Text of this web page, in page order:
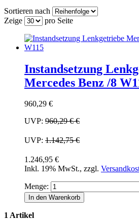
Sortieren nach
Zeige
pro Seite
Instandsetzung
Mercedes Benz /8
960,29 €
UVP: 960,29 €€
UVP: 1.142,75 €
1.246,95 €
Inkl. 19% MwSt., zzgl.
Menge:
In den Warenkorb
1 Artikel